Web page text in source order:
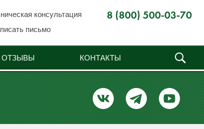
8 (800) 500-03-70
консультация
письмо
ОТЗЫВЫ КОНТАКТЫ